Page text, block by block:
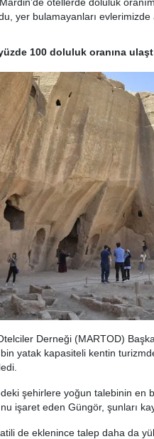
yer bulamayanları evlerimizde
100 doluluk oranına
Derneği (MARTOD)
yatak kapasiteli kentin
şehirlere yoğun talebinin en
işaret eden Güngör, şunları
de eklenince talep daha da